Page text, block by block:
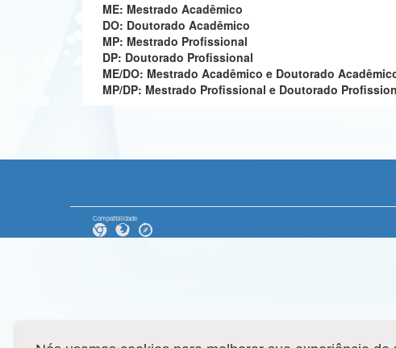
ME: Mestrado Acadêmico
DO: Doutorado Acadêmico
MP: Mestrado Profissional
DP: Doutorado Profissional
ME/DO: Mestrado Acadêmico e Doutorado
MP/DP: Mestrado Profissional e Doutorado
Compatibilidade